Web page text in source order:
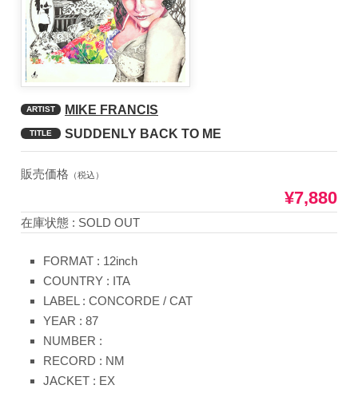
ARTIST MIKE FRANCIS
TITLE SUDDENLY BACK TO ME
販売価格 （税込）
¥7,880
在庫状態 : SOLD OUT
FORMAT : 12inch
COUNTRY : ITA
LABEL : CONCORDE / CAT
YEAR : 87
NUMBER :
RECORD : NM
JACKET : EX